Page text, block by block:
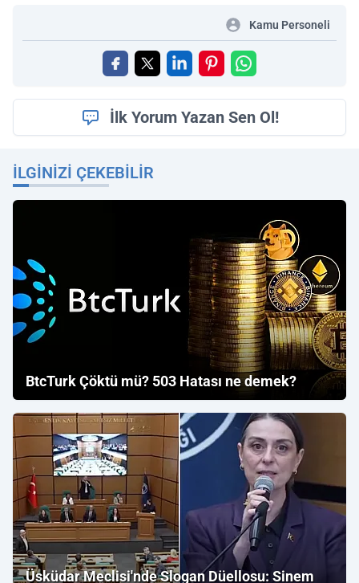
Kamu Personeli
İlk Yorum Yazan Sen Ol!
İLGINIZI ÇEKEBILIR
BtcTurk Çöktü mü? 503 Hatası ne demek?
Üsküdar Meclisi'nde Slogan Düellosu: Sinem